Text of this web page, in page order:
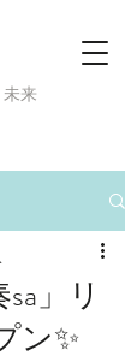
来
」リ
ン✨